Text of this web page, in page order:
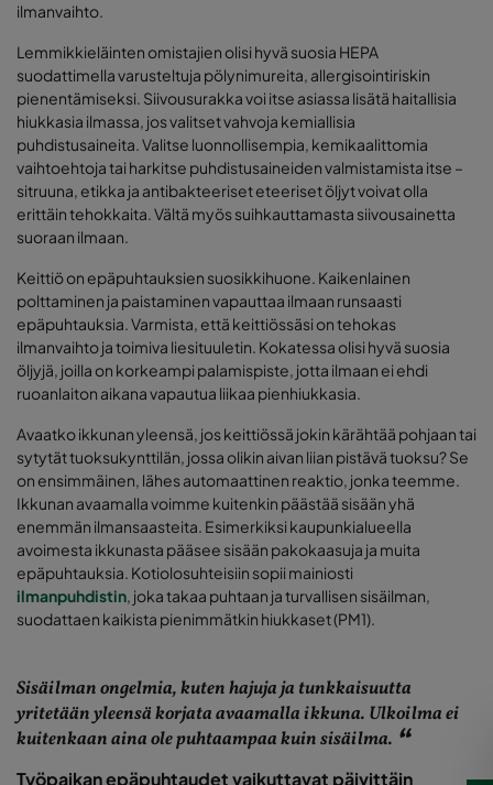
ilmanvaihto.
Lemmikkieläinten omistajien olisi hyvä suosia HEPA
suodattimella varusteltuja pölynimureita, allergisointiriskin
pienentämiseksi. Siivousurakka voi itse asiassa lisätä haitallisia
hiukkasia ilmassa, jos valitset vahvoja kemiallisia
puhdistusaineita. Valitse luonnollisempia, kemikaalittomia
vaihtoehtoja tai harkitse puhdistusaineiden valmistamista itse –
sitruuna, etikka ja antibakteeriset eteeriset öljyt voivat olla
erittäin tehokkaita. Vältä myös suihkauttamasta siivousainetta
suoraan ilmaan.
Keittiö on epäpuhtauksien suosikkihuone. Kaikenlainen
polttaminen ja paistaminen vapauttaa ilmaan runsaasti
epäpuhtauksia. Varmista, että keittiössäsi on tehokas
ilmanvaihto ja toimiva liesituuletin. Kokatessa olisi hyvä suosia
öljyjä, joilla on korkeampi palamispiste, jotta ilmaan ei ehdi
ruoanlaiton aikana vapautua liikaa pienhiukkasia.
Avaatko ikkunan yleensä, jos keittiössä jokin kärähtää pohjaan tai
sytytät tuoksukynttilän, jossa olikin aivan liian pistävä tuoksu? Se
on ensimmäinen, lähes automaattinen reaktio, jonka teemme.
Ikkunan avaamalla voimme kuitenkin päästää sisään yhä
enemmän ilmansaasteita. Esimerkiksi kaupunkialueella
avoimesta ikkunasta pääsee sisään pakokaasuja ja muita
epäpuhtauksia. Kotiolosuhteisiin sopii mainiosti
ilmanpuhdistin, joka takaa puhtaan ja turvallisen sisäilman,
suodattaen kaikista pienimmätkin hiukkaset (PM1).
Sisäilman ongelmia, kuten hajuja ja tunkkaisuutta
yritetään yleensä korjata avaamalla ikkuna. Ulkoilma ei
kuitenkaan aina ole puhtaampaa kuin sisäilma.
Työpaikan epäpuhtaudet vaikuttavat päivittäin